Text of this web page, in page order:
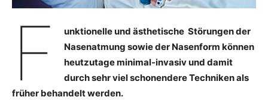
F
unktionelle und ästhetische Störungen der
Nasenatmung sowie der Nasenform können
heutzutage minimal-invasiv und damit
durch sehr viel schonendere Techniken als
früher behandelt werden.